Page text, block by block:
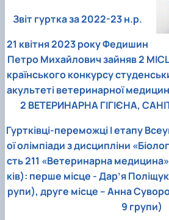
Звіт гуртка за 2022-23 н.р.
21 квітня 2023 року Федишин
Петро Михайлович зайняв 2
країнського конкурсу
акультеті ветеринарної
2 ВЕТЕРИНАРНА ГІГІЄНА,
Гуртківці-переможці І етапу
ої олімпіади з дисципліни
сть 211 «Ветеринарна
ків): перше місце - Дар’я
рупи), друге місце – Анна
9 групи)